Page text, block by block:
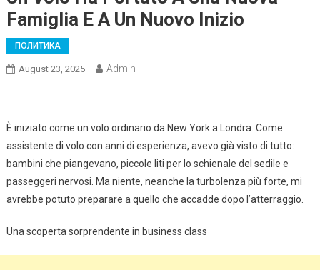
Famiglia E A Un Nuovo Inizio
ПОЛИТИКА
August 23, 2025 Admin
È iniziato come un volo ordinario da New York a Londra. Come
assistente di volo con anni di esperienza, avevo già visto di tutto:
bambini che piangevano, piccole liti per lo schienale del sedile e
passeggeri nervosi. Ma niente, neanche la turbolenza più forte, mi
avrebbe potuto preparare a quello che accadde dopo l’atterraggio.
Una scoperta sorprendente in business class